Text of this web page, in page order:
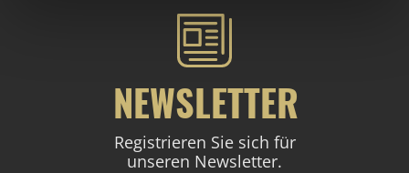
NEWSLETTER
Registrieren Sie sich für
unseren Newsletter.